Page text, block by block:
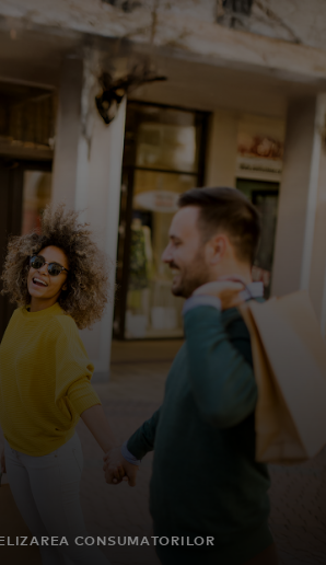
lume
CONSUMATORILOR